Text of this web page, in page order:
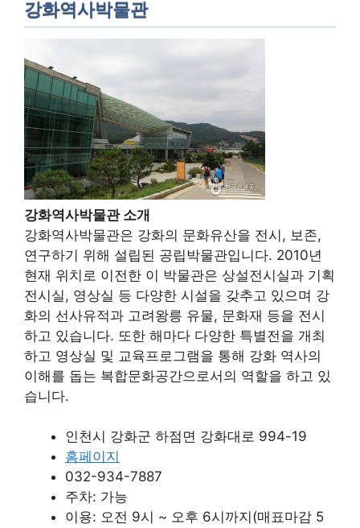
강화역사박물관
강화역사박물관 소개
강화역사박물관은 강화의 문화유산을 전시, 보존,
연구하기 위해 설립된 공립박물관입니다. 2010년
현재 위치로 이전한 이 박물관은 상설전시실과 기획
전시실, 영상실 등 다양한 시설을 갖추고 있으며 강
화의 선사유적과 고려왕릉 유물, 문화재 등을 전시
하고 있습니다. 또한 해마다 다양한 특별전을 개최
하고 영상실 및 교육프로그램을 통해 강화 역사의
이해를 돕는 복합문화공간으로서의 역할을 하고 있
습니다.
인천시 강화군 하점면 강화대로 994-19
홈페이지
032-934-7887
주차: 가능
이용: 오전 9시 ~ 오후 6시까지(매표마감 5